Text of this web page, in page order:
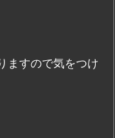
ますので気をつけ